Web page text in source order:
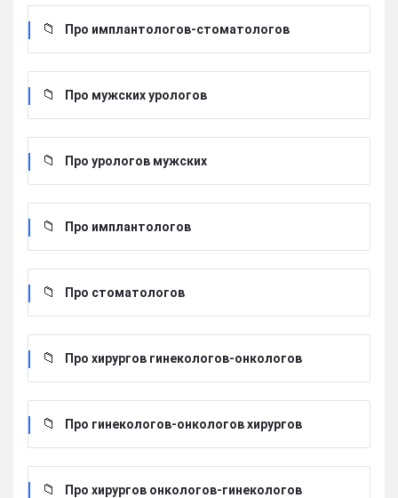
Про имплантологов-стоматологов
Про мужских урологов
Про урологов мужских
Про имплантологов
Про стоматологов
Про хирургов гинекологов-онкологов
Про гинекологов-онкологов хирургов
Про хирургов онкологов-гинекологов